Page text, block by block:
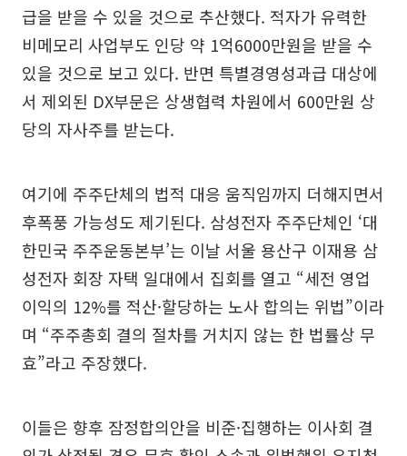
급을 받을 수 있을 것으로 추산했다. 적자가 유력한
비메모리 사업부도 인당 약 1억6000만원을 받을 수
있을 것으로 보고 있다. 반면 특별경영성과급 대상에
서 제외된 DX부문은 상생협력 차원에서 600만원 상
당의 자사주를 받는다.
여기에 주주단체의 법적 대응 움직임까지 더해지면서
후폭풍 가능성도 제기된다. 삼성전자 주주단체인 ‘대
한민국 주주운동본부’는 이날 서울 용산구 이재용 삼
성전자 회장 자택 일대에서 집회를 열고 “세전 영업
이익의 12%를 적산·할당하는 노사 합의는 위법”이라
며 “주주총회 결의 절차를 거치지 않는 한 법률상 무
효”라고 주장했다.
이들은 향후 잠정합의안을 비준·집행하는 이사회 결